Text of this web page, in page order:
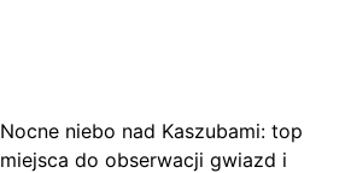
Nocne niebo nad Kaszubami: top
miejsca do obserwacji gwiazd i